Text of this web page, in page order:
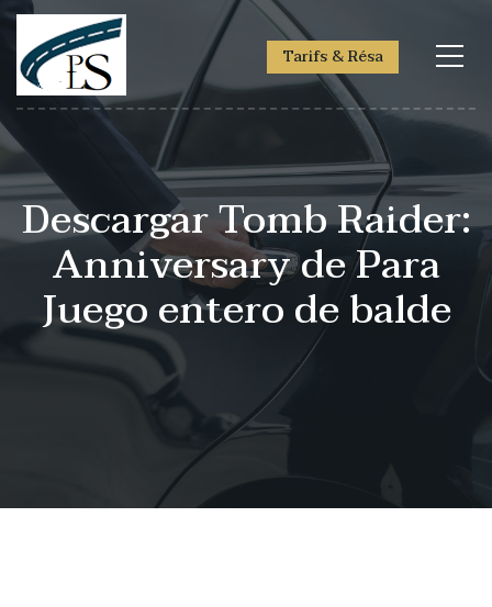
Tarifs & Résa
Descargar Tomb Raider:
Anniversary de Para
Juego entero de balde